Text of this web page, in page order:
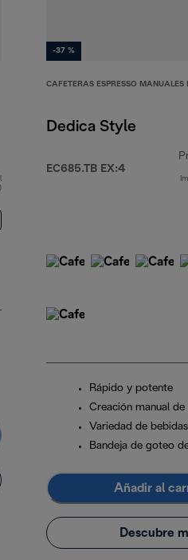
original 699,90 €
-37 %
CAFETERAS ESPRESSO MANUALES
Dedica Style
EC685.TB EX:4
Rápido y potente
Creación manual de
Variedad de bebidas
Bandeja de goteo
Añadir al
Descubre